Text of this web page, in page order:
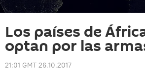
Los países de
optan por las
21:01 GMT 26.10.2017